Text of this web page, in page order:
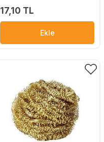
17,10 TL
Ekle